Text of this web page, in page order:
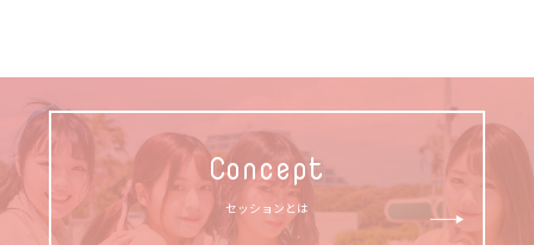
Concept
セッションとは